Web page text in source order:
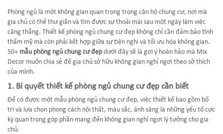
Phòng ngủ là một không gian quan trọng trong căn hộ chung cư, nơi mà
gia chủ có thể thư giãn và tìm được sự thoải mái sau một ngày làm việc
căng thẳng. Thiết kế phòng ngủ chung cư đẹp không chỉ cần đảm bảo tính
thẩm mỹ mà còn phải kết hợp giữa sự tiện nghi và tối ưu hóa không gian.
50+ mẫu phòng ngủ chung cư đẹpdưới đây sẽ là gợi ý hoàn hảo mà Mix
Decor muốn chia sẻ để gia chủ sở hữu không gian nghỉ ngơi theo sở thích
của mình.
1. Bí quyết thiết kế phòng ngủ chung cư đẹp cần biết
Để có được một mẫu phòng ngủ chung cư đẹp, việc thiết kế bao gồm bố
trí và lựa chọn phong cách nội thất, màu sắc, ánh sáng là những yếu tố cực
kỳ quan trọng góp phần mang đến không gian nghỉ ngơi lý tưởng cho gia
chủ.